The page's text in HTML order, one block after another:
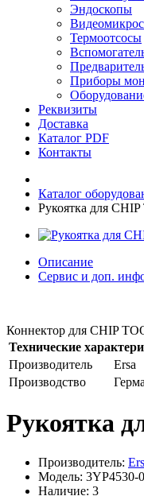
Эндоскопы
Термоотсосы
Приборы
Реквизиты
Доставка
Каталог PDF
Контакты
Каталог
Рукоятка для
Описание
Сервис и доп.
Коннектор для CHIP
Технические
Производитель
Ersa
Производство
Рукоятка
Производитель:
Модель: 3YP4530-
Наличие: 3